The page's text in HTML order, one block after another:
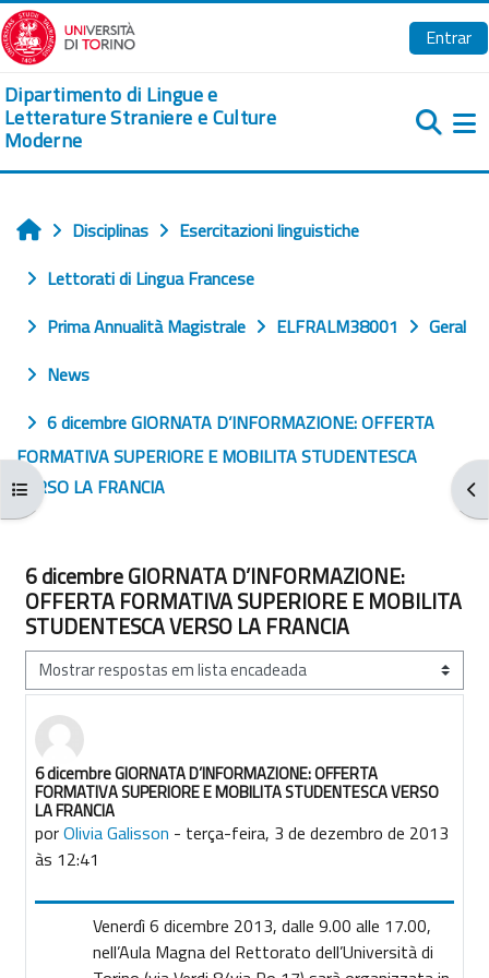
Ir para o conteúdo principal
Entrar
Dipartimento di Lingue e
Letterature Straniere e Culture
Moderne
Abrir índice da disciplina
Início
Disciplinas
Esercitazioni linguistiche
Lettorati di Lingua Francese
Prima Annualità Magistrale
ELFRALM38001
Geral
News
6 dicembre GIORNATA D’INFORMAZIONE: OFFERTA
FORMATIVA SUPERIORE E MOBILITA STUDENTESCA
VERSO LA FRANCIA
6 dicembre GIORNATA D’INFORMAZIONE:
OFFERTA FORMATIVA SUPERIORE E MOBILITA
STUDENTESCA VERSO LA FRANCIA
Modo de visualização
6 dicembre GIORNATA D’INFORMAZIONE: OFFERTA
FORMATIVA SUPERIORE E MOBILITA STUDENTESCA VERSO
LA FRANCIA
porOlivia Galisson - terça-feira, 3 de dezembro de 2013
às 12:41
Número de respostas: 0
Venerdì 6 dicembre 2013, dalle 9.00 alle 17.00,
nell’Aula Magna del Rettorato dell’Università di